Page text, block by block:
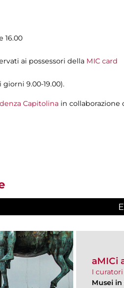
16.00
ai possessori della MIC card
9.00-19.00).
Capitolina in collaborazione
aMICi
I
Musei